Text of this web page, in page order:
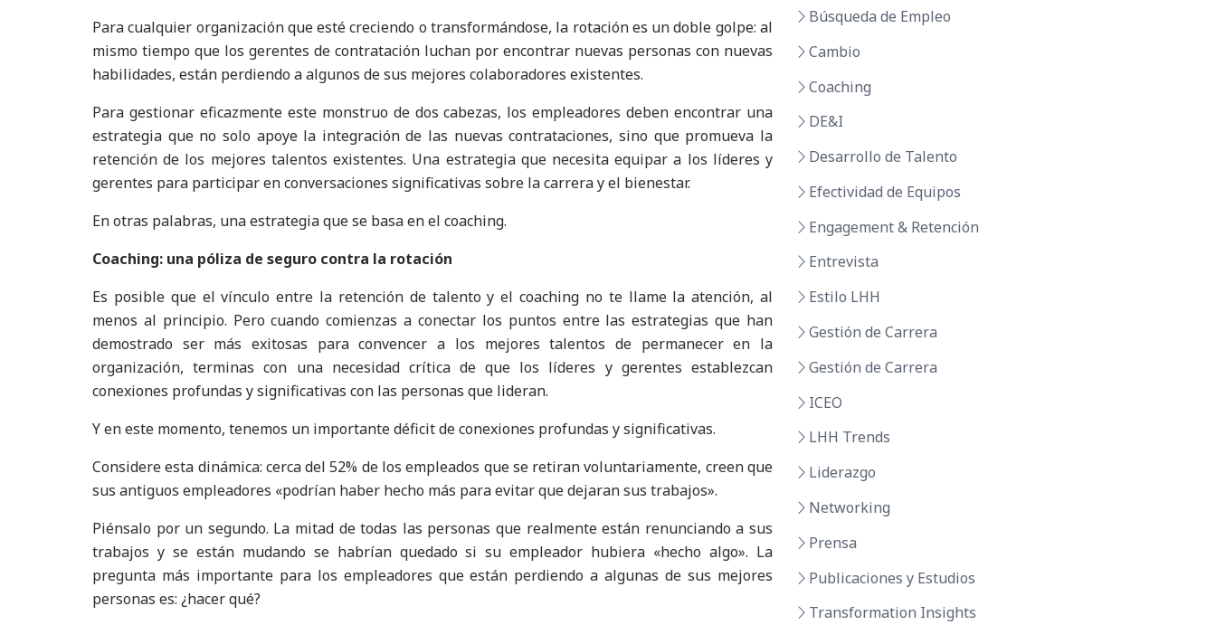
Para cualquier organización que esté creciendo o transformándose, la rotación es un doble golpe: al
mismo tiempo que los gerentes de contratación luchan por encontrar nuevas personas con nuevas
habilidades, están perdiendo a algunos de sus mejores colaboradores existentes.
Para gestionar eficazmente este monstruo de dos cabezas, los empleadores deben encontrar una
estrategia que no solo apoye la integración de las nuevas contrataciones, sino que promueva la
retención de los mejores talentos existentes. Una estrategia que necesita equipar a los líderes y
gerentes para participar en conversaciones significativas sobre la carrera y el bienestar.
En otras palabras, una estrategia que se basa en el coaching.
Coaching: una póliza de seguro contra la rotación
Es posible que el vínculo entre la retención de talento y el coaching no te llame la atención, al
menos al principio. Pero cuando comienzas a conectar los puntos entre las estrategias que han
demostrado ser más exitosas para convencer a los mejores talentos de permanecer en la
organización, terminas con una necesidad crítica de que los líderes y gerentes establezcan
conexiones profundas y significativas con las personas que lideran.
Y en este momento, tenemos un importante déficit de conexiones profundas y significativas.
Considere esta dinámica: cerca del 52% de los empleados que se retiran voluntariamente, creen que
sus antiguos empleadores «podrían haber hecho más para evitar que dejaran sus trabajos».
Piénsalo por un segundo. La mitad de todas las personas que realmente están renunciando a sus
trabajos y se están mudando se habrían quedado si su empleador hubiera «hecho algo». La
pregunta más importante para los empleadores que están perdiendo a algunas de sus mejores
personas es: ¿hacer qué?
Búsqueda de Empleo
Cambio
Coaching
DE&I
Desarrollo de Talento
Efectividad de Equipos
Engagement & Retención
Entrevista
Estilo LHH
Gestión de Carrera
Gestión de Carrera
ICEO
LHH Trends
Liderazgo
Networking
Prensa
Publicaciones y Estudios
Transformation Insights